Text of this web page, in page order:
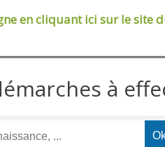
en cliquant ici sur le site
à